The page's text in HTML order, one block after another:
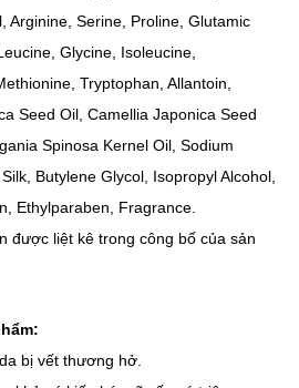
Arginine, Serine, Proline, Glutamic
Glycine, Isoleucine,
Tryptophan, Allantoin,
Seed Oil, Camellia Japonica Seed
Spinosa Kernel Oil, Sodium
Butylene Glycol, Isopropyl Alcohol,
Ethylparaben, Fragrance.
được liệt kê trong công bố của sản
bị vết thương hở.